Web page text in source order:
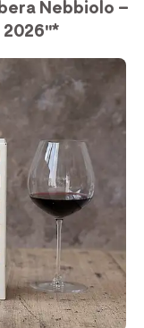
Nebbiolo –